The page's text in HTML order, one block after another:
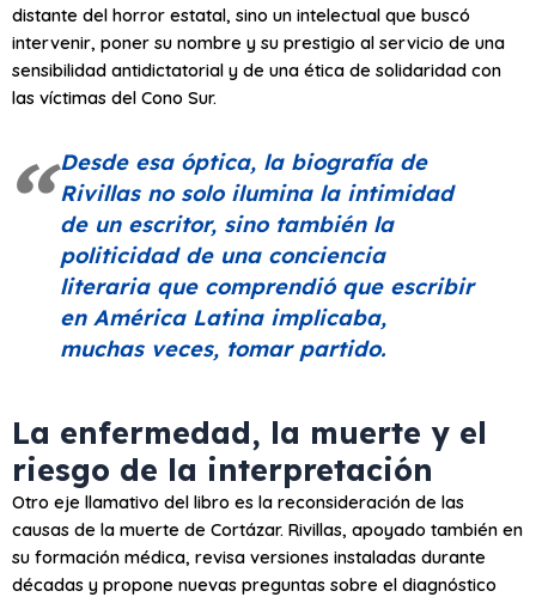
distante del horror estatal, sino un intelectual que buscó
intervenir, poner su nombre y su prestigio al servicio de una
sensibilidad antidictatorial y de una ética de solidaridad con
las víctimas del Cono Sur.
Desde esa óptica, la biografía de
Rivillas no solo ilumina la intimidad
de un escritor, sino también la
politicidad de una conciencia
literaria que comprendió que escribir
en América Latina implicaba,
muchas veces, tomar partido.
La enfermedad, la muerte y el
riesgo de la interpretación
Otro eje llamativo del libro es la reconsideración de las
causas de la muerte de Cortázar. Rivillas, apoyado también en
su formación médica, revisa versiones instaladas durante
décadas y propone nuevas preguntas sobre el diagnóstico